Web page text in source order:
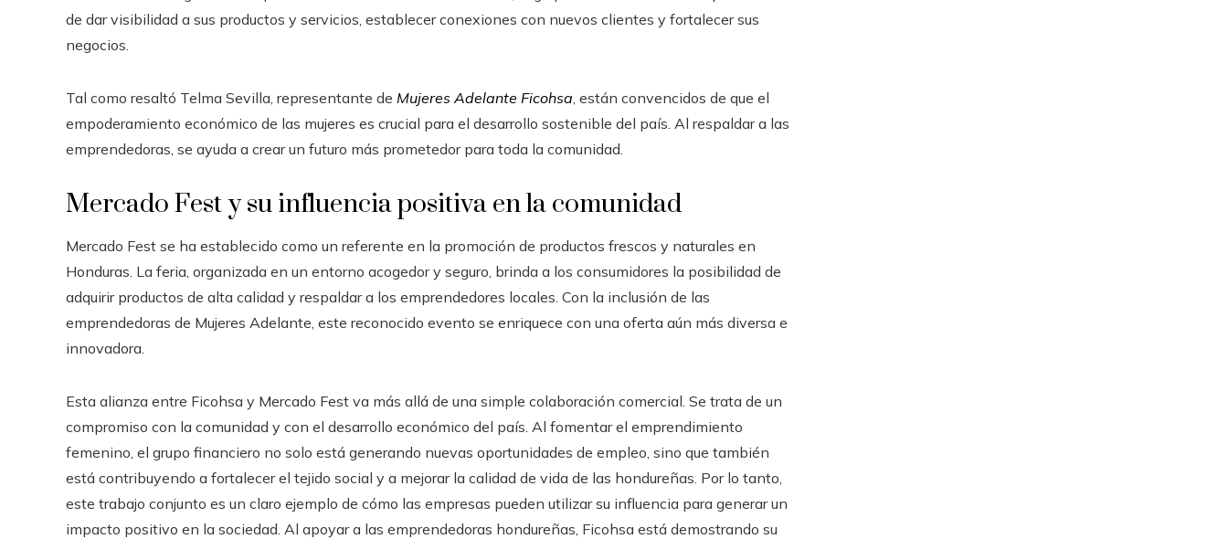
de dar visibilidad a sus productos y servicios, establecer conexiones con nuevos clientes y fortalecer sus
negocios.
Tal como resaltó Telma Sevilla, representante de Mujeres Adelante Ficohsa, están convencidos de que el
empoderamiento económico de las mujeres es crucial para el desarrollo sostenible del país. Al respaldar a las
emprendedoras, se ayuda a crear un futuro más prometedor para toda la comunidad.
Mercado Fest y su influencia positiva en la comunidad
Mercado Fest se ha establecido como un referente en la promoción de productos frescos y naturales en
Honduras. La feria, organizada en un entorno acogedor y seguro, brinda a los consumidores la posibilidad de
adquirir productos de alta calidad y respaldar a los emprendedores locales. Con la inclusión de las
emprendedoras de Mujeres Adelante, este reconocido evento se enriquece con una oferta aún más diversa e
innovadora.
Esta alianza entre Ficohsa y Mercado Fest va más allá de una simple colaboración comercial. Se trata de un
compromiso con la comunidad y con el desarrollo económico del país. Al fomentar el emprendimiento
femenino, el grupo financiero no solo está generando nuevas oportunidades de empleo, sino que también
está contribuyendo a fortalecer el tejido social y a mejorar la calidad de vida de las hondureñas. Por lo tanto,
este trabajo conjunto es un claro ejemplo de cómo las empresas pueden utilizar su influencia para generar un
impacto positivo en la sociedad. Al apoyar a las emprendedoras hondureñas, Ficohsa está demostrando su